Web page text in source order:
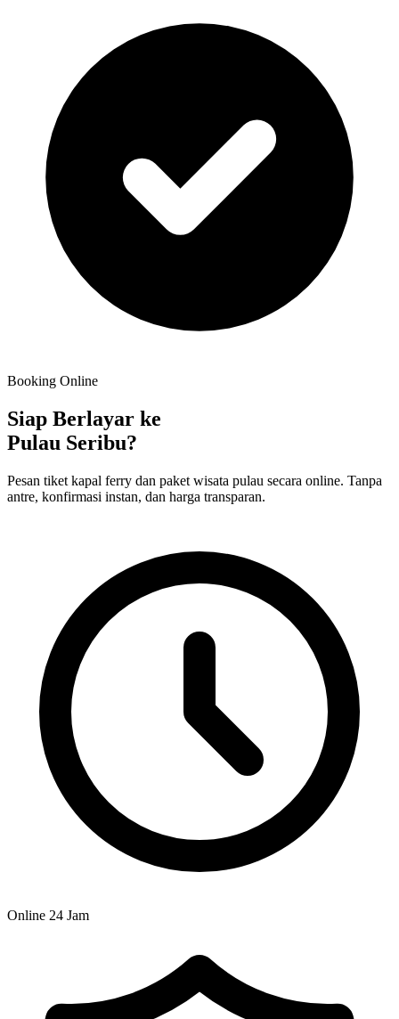
Booking Online
Siap Berlayar ke
Pulau Seribu?
Pesan tiket kapal ferry dan paket wisata pulau secara online. Tanpa
antre, konfirmasi instan, dan harga transparan.
Online 24 Jam